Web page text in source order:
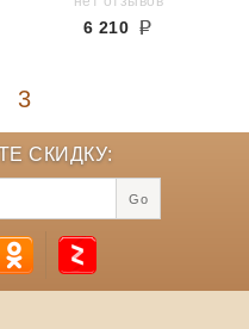
6 210
3
СКИДКУ:
Go